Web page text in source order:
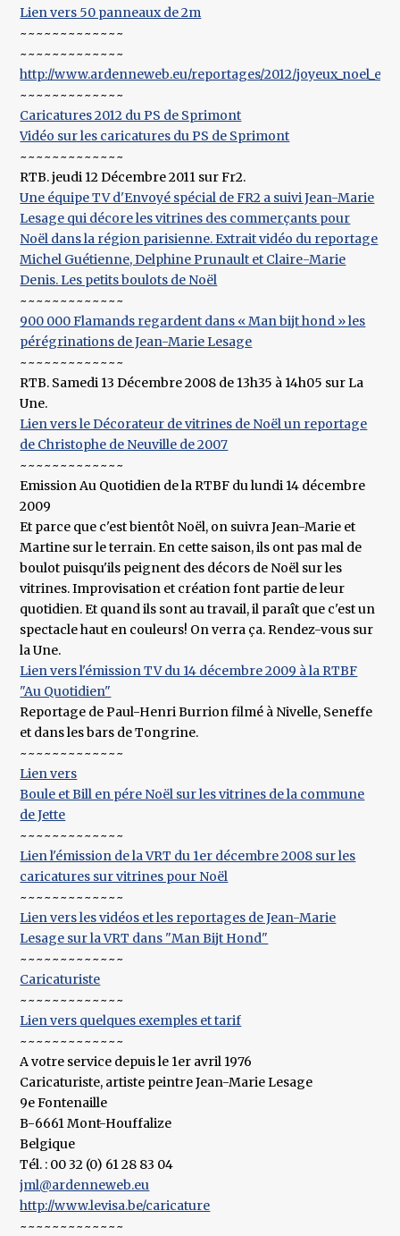
Lien vers 50 panneaux de 2m
~~~~~~~~~~~~~
~~~~~~~~~~~~~
http://www.ardenneweb.eu/reportages/2012/
~~~~~~~~~~~~~
Caricatures 2012 du PS de Sprimont
Vidéo sur les caricatures du PS de Sprimont
~~~~~~~~~~~~~
RTB. jeudi 12 Décembre 2011 sur Fr2.
Une équipe TV d'Envoyé spécial de FR2 a suivi Jean-Marie
Lesage qui décore les vitrines des commerçants pour
Noël dans la région parisienne. Extrait vidéo du reportage
Michel Guétienne, Delphine Prunault et Claire-Marie
Denis. Les petits boulots de Noël
~~~~~~~~~~~~~
900 000 Flamands regardent dans « Man bijt hond » les
pérégrinations de Jean-Marie Lesage
~~~~~~~~~~~~~
RTB. Samedi 13 Décembre 2008 de 13h35 à 14h05 sur La
Une.
Lien vers le Décorateur de vitrines de Noël un reportage
de Christophe de Neuville de 2007
~~~~~~~~~~~~~
Emission Au Quotidien de la RTBF du lundi 14 décembre
2009
Et parce que c'est bientôt Noël, on suivra Jean-Marie et
Martine sur le terrain. En cette saison, ils ont pas mal de
boulot puisqu'ils peignent des décors de Noël sur les
vitrines. Improvisation et création font partie de leur
quotidien. Et quand ils sont au travail, il paraît que c'est un
spectacle haut en couleurs! On verra ça. Rendez-vous sur
la Une.
Lien vers l'émission TV du 14 décembre 2009 à la RTBF
"Au Quotidien"
Reportage de Paul-Henri Burrion filmé à Nivelle, Seneffe
et dans les bars de Tongrine.
~~~~~~~~~~~~~
Lien vers
Boule et Bill en pére Noël sur les vitrines de la commune
de Jette
~~~~~~~~~~~~~
Lien l'émission de la VRT du 1er décembre 2008 sur les
caricatures sur vitrines pour Noël
~~~~~~~~~~~~~
Lien vers les vidéos et les reportages de Jean-Marie
Lesage sur la VRT dans "Man Bijt Hond"
~~~~~~~~~~~~~
Caricaturiste
~~~~~~~~~~~~~
Lien vers quelques exemples et tarif
~~~~~~~~~~~~~
A votre service depuis le 1er avril 1976
Caricaturiste, artiste peintre Jean-Marie Lesage
9e Fontenaille
B-6661 Mont-Houffalize
Belgique
Tél. : 00 32 (0) 61 28 83 04
jml@ardenneweb.eu
http://www.levisa.be/caricature
~~~~~~~~~~~~~